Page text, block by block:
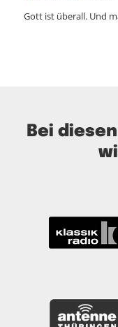
Gott ist überall. Und
Bei